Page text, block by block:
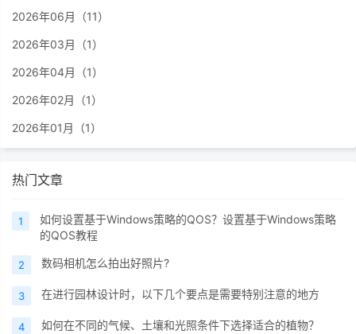
2026年06月（11）
2026年03月（1）
2026年04月（1）
2026年02月（1）
2026年01月（1）
热门文章
1
如何设置基于Windows策略的QOS？设置基于Windows策略
的QOS教程
2 数码相机怎么拍出好照片?
3 在进行园林设计时，以下几个要点是需要特别注意的地方
4 如何在不同的气候、土壤和光照条件下选择适合的植物？